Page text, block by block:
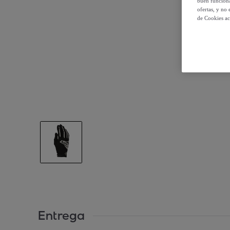
Entrega
ofertas, y no
de Cookies